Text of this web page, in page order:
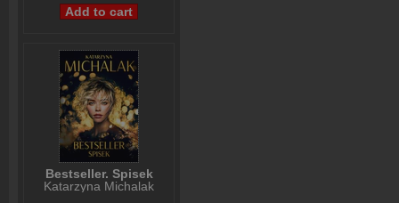
Bestseller. Spisek
Katarzyna Michalak